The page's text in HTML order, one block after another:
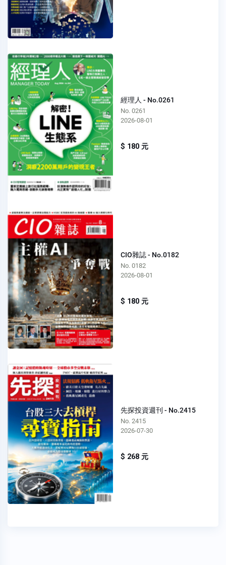
經理人 - No.0261
No. 0261
2026-08-01
$ 180 元
CIO雜誌 - No.0182
No. 0182
2026-08-01
$ 180 元
先探投資週刊 - No.2415
No. 2415
2026-07-30
$ 268 元